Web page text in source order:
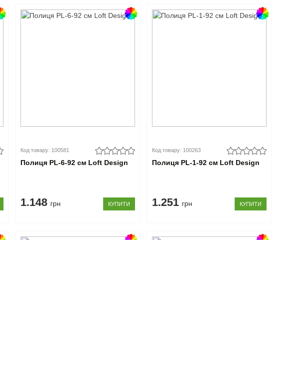
Код товару: 100581
Полиця PL-6-92 см Loft Design
1.148 грн КУПИТИ
Код товару: 100263
Полиця PL-1-92 см Loft Design
1.251 грн КУПИТИ